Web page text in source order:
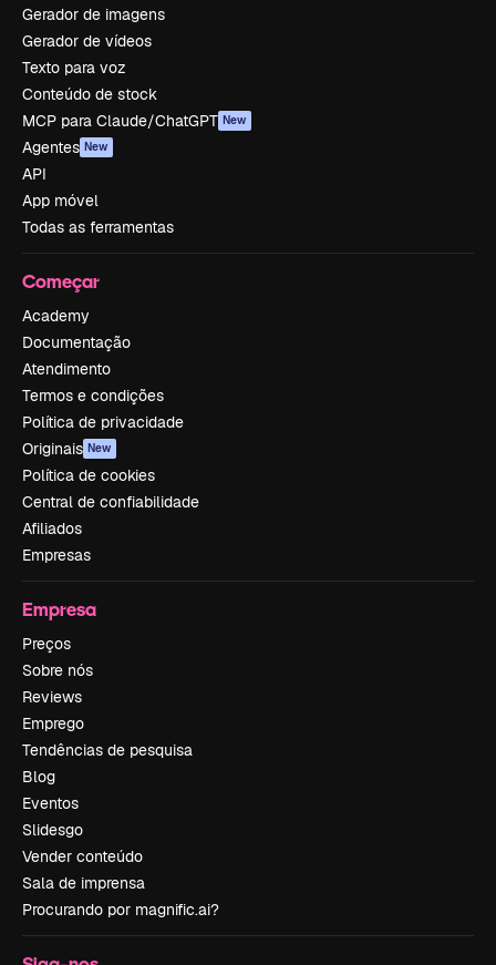
Gerador de imagens
Gerador de vídeos
Texto para voz
Conteúdo de stock
MCP para Claude/ChatGPT New
Agentes New
API
App móvel
Todas as ferramentas
Começar
Academy
Documentação
Atendimento
Termos e condições
Política de privacidade
Originais New
Política de cookies
Central de confiabilidade
Afiliados
Empresas
Empresa
Preços
Sobre nós
Reviews
Emprego
Tendências de pesquisa
Blog
Eventos
Slidesgo
Vender conteúdo
Sala de imprensa
Procurando por magnific.ai?